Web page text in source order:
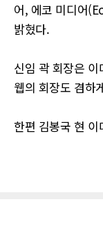
어, 에코 미디어
밝혔다.
신임 곽 회장은
웹의 회장도 겸하
한편 김봉국 현